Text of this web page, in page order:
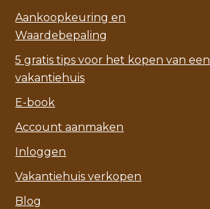
Aankoopkeuring en
Waardebepaling
5 gratis tips voor het kopen van een
vakantiehuis
E-book
Account aanmaken
Inloggen
Vakantiehuis verkopen
Blog